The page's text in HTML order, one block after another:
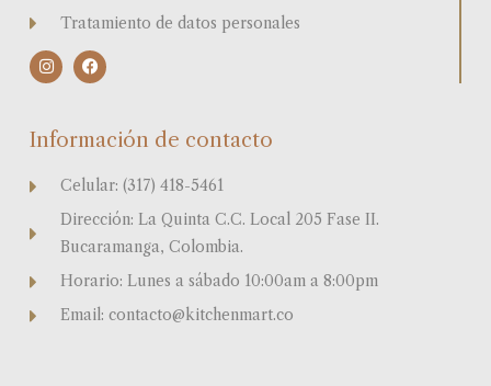
Tratamiento de datos personales
I
n
s
g
F
a
c
o
k
Información de contacto
Celular: (317) 418-5461
Dirección: La Quinta C.C. Local 205 Fase II.
Bucaramanga, Colombia.
Horario: Lunes a sábado 10:00am a 8:00pm
Email: contacto@kitchenmart.co